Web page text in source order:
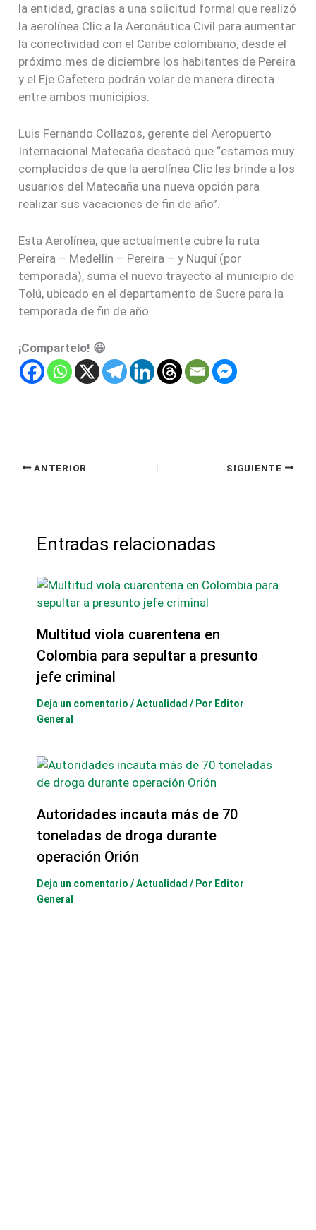
la entidad, gracias a una solicitud formal que realizó
la aerolínea Clic a la Aeronáutica Civil para aumentar
la conectividad con el Caribe colombiano, desde el
próximo mes de diciembre los habitantes de Pereira
y el Eje Cafetero podrán volar de manera directa
entre ambos municipios.
Luis Fernando Collazos, gerente del Aeropuerto
Internacional Matecaña destacó que “estamos muy
complacidos de que la aerolínea Clic les brinde a los
usuarios del Matecaña una nueva opción para
realizar sus vacaciones de fin de año”.
Esta Aerolínea, que actualmente cubre la ruta
Pereira – Medellín – Pereira – y Nuquí (por
temporada), suma el nuevo trayecto al municipio de
Tolú, ubicado en el departamento de Sucre para la
temporada de fin de año.
¡Compartelo! 😃
ANTERIOR SIGUIENTE
Entradas relacionadas
Multitud viola cuarentena en
Colombia para sepultar a presunto
jefe criminal
Deja un comentario /Actualidad / Por Editor
General
Autoridades incauta más de 70
toneladas de droga durante
operación Orión
Deja un comentario /Actualidad / Por Editor
General